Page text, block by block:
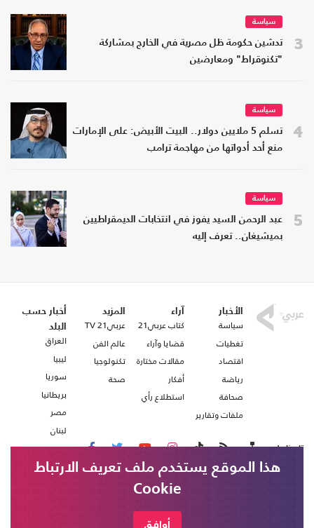
3
سياسة
تدشين حكومة ظل مصرية في الخارج بمشاركة
"تكنوقراط" ومعارضين
4
سياسة
تسلم 5 ملايين دولار.. البيت الأبيض: على الإمارات
منع أحد أدواتها من مهاجمة ترامب
5
سياسة
عبد الرحمن السيد يفوز في انتخابات الديمقراطيين
بميشيغان.. تعرف إليه
الأخبار
سياسة
تغطيات
اقتصاد
رياضة
صحافة
ملفات وتقارير
آراء
كتاب عربي21
قضايا وآراء
مقالات مختارة
أفكار
استطلاع رأي
المزيد
عربي21 TV
عالم الفن
تكنولوجيا
صحة
أخبار حسب
البلد
العراق
ليبيا
سوريا
بريطانيا
مصر
لبنان
تابعنا على
هذا الموقع يستخدم ملف تعريف الارتباط
Cookie
أوافق